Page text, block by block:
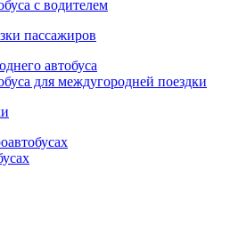
с водителем
пассажиров
автобуса
для междугородней поездки